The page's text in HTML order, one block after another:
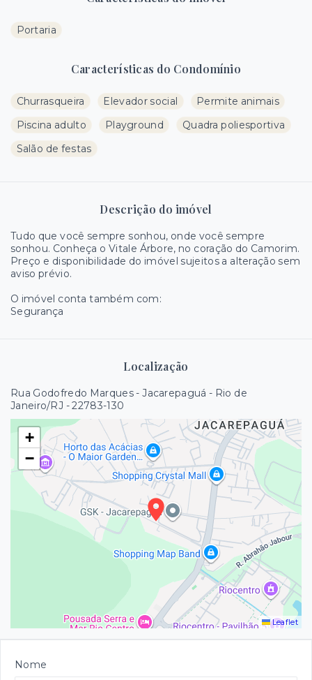
Portaria
Características do Condomínio
Churrasqueira Elevador social
Permite animais
Piscina adulto
Playground
Quadra poliesportiva
Salão de festas
Descrição do imóvel
Tudo que você sempre sonhou, onde você sempre
sonhou. Conheça o Vitale Árbore, no coração do Camorim.
Preço e disponibilidade do imóvel sujeitos a alteração sem
aviso prévio.
O imóvel conta também com:
Segurança
Localização
Rua Godofredo Marques - Jacarepaguá - Rio de
Janeiro/RJ - 22783-130
+
−
Leaflet
Nome